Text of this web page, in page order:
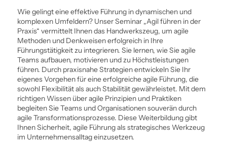
Wie gelingt eine effektive Führung in dynamischen und
komplexen Umfeldern? Unser Seminar „Agil führen in der
Praxis“ vermittelt Ihnen das Handwerkszeug, um agile
Methoden und Denk­weisen erfolgreich in Ihre
Führungstätigkeit zu integrieren. Sie lernen, wie Sie agile
Teams aufbauen, motivieren und zu Höchstleistungen
führen. Durch praxisnahe Strategien entwickeln Sie Ihr
eigenes Vorgehen für eine erfolgreiche agile Führung, die
sowohl Flexibilität als auch Stabilität gewährleistet. Mit dem
richtigen Wissen über agile Prinzipien und Praktiken
begleiten Sie Teams und Organisationen souverän durch
agile Transformations­prozesse. Diese Weiter­bildung gibt
Ihnen Sicherheit, agile Führung als strategisches Werkzeug
im Unternehmensalltag einzusetzen.